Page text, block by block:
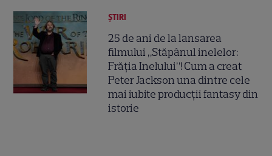
ȘTIRI
25 de ani de la lansarea
filmului „Stăpânul inelelor:
Frăția Inelului”! Cum a creat
Peter Jackson una dintre cele
mai iubite producții fantasy din
istorie